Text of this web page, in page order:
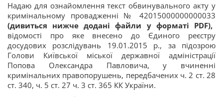
Надаю для ознайомлення текст обвинувального акту у
кримінальному провадженні № 42015000000000033
(дивиться нижче додані файли у форматі PDF),
відомості про яке внесено до Єдиного реєстру
досудових розслідувань 19.01.2015 р., за підозрою
Голови Київської міської державної адміністрації
Попова Олександра Павловича, у вчиненні
кримінальних правопорушень, передбачених ч. 2 ст. 28
ст. 340, ч. 5 ст. 27 ч. 3 ст. 365 КК України.